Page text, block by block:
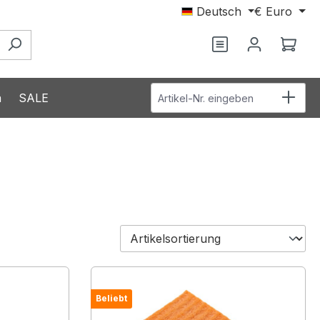
Deutsch € Euro
SALE Artikel-Nr. eingeben
Beliebt